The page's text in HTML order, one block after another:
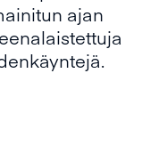
ajan